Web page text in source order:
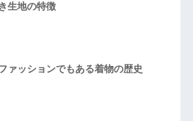
生地の特徴
ァッションでもある着物の歴史